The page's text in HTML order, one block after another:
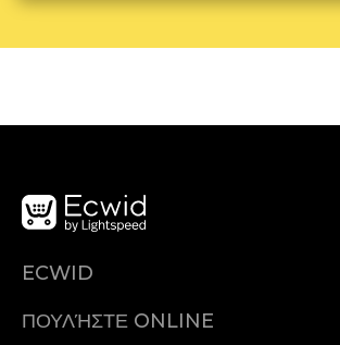
ECWID
Τιμολόγηση
ΠΟΥΛΉΣΤΕ ONLINE